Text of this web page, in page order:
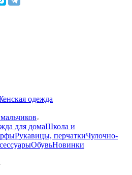
одежда
для домаШкола и
Рукавицы, перчаткиЧулочно-
ОбувьНовинки